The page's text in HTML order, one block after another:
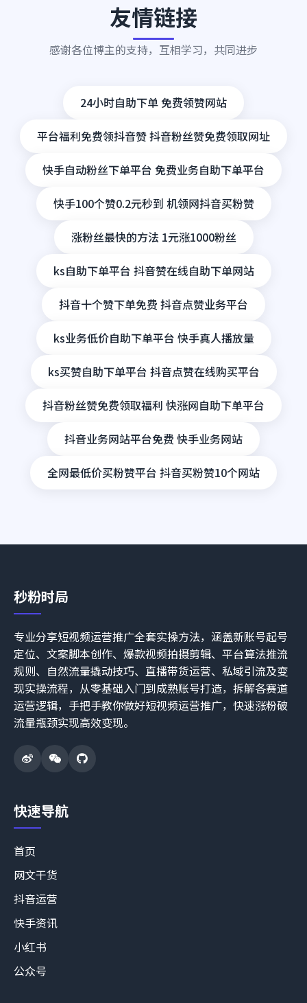
友情链接
感谢各位博主的支持，互相学习，共同进步
24小时自助下单 免费领赞网站
平台福利免费领抖音赞 抖音粉丝赞免费领取网址
快手自动粉丝下单平台 免费业务自助下单平台
快手100个赞0.2元秒到 机领网抖音买粉赞
涨粉丝最快的方法 1元涨1000粉丝
ks自助下单平台 抖音赞在线自助下单网站
抖音十个赞下单免费 抖音点赞业务平台
ks业务低价自助下单平台 快手真人播放量
ks买赞自助下单平台 抖音点赞在线购买平台
抖音粉丝赞免费领取福利 快涨网自助下单平台
抖音业务网站平台免费 快手业务网站
全网最低价买粉赞平台 抖音买粉赞10个网站
秒粉时局
专业分享短视频运营推广全套实操方法，涵盖新账号起号
定位、文案脚本创作、爆款视频拍摄剪辑、平台算法推流
规则、自然流量撬动技巧、直播带货运营、私域引流及变
现实操流程，从零基础入门到成熟账号打造，拆解各赛道
运营逻辑，手把手教你做好短视频运营推广，快速涨粉破
流量瓶颈实现高效变现。
快速导航
首页
网文干货
抖音运营
快手资讯
小红书
公众号